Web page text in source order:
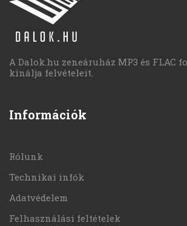
A Dalok.hu zeneáruház MP3 és FLAC
kínálja felvételeit.
Információk
Rólunk
Technikai infók
Adatvédelem
Felhasználási feltételek